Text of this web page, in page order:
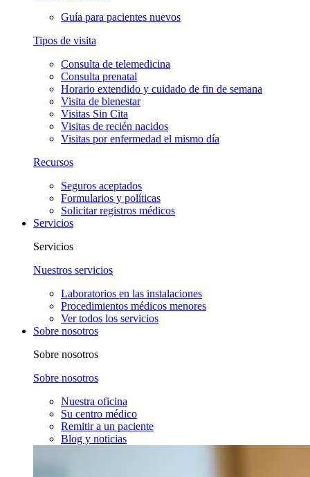
Guía para pacientes nuevos
Tipos de visita
Consulta de telemedicina
Consulta prenatal
Horario extendido y cuidado de fin de semana
Visita de bienestar
Visitas Sin Cita
Visitas de recién nacidos
Visitas por enfermedad el mismo día
Recursos
Seguros aceptados
Formularios y políticas
Solicitar registros médicos
Servicios
Servicios
Nuestros servicios
Laboratorios en las instalaciones
Procedimientos médicos menores
Ver todos los servicios
Sobre nosotros
Sobre nosotros
Sobre nosotros
Nuestra oficina
Su centro médico
Remitir a un paciente
Blog y noticias